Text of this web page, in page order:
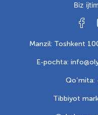
Biz
Manzil: Toshkent
E-pochta:
Tibbiyot